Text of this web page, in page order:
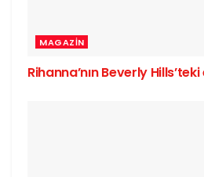
MAGAZIN
Rihanna’nın Beverly